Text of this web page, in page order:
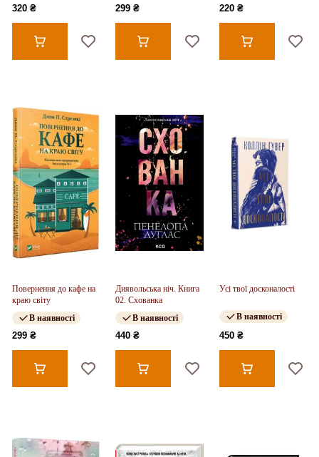
320 ₴ 299 ₴ 220 ₴
Повернення до кафе на
краю світу
В наявності
299 ₴
Диявольська ніч. Книга
02. Схованка
В наявності
440 ₴
Усі твої досконалості
В наявності
450 ₴